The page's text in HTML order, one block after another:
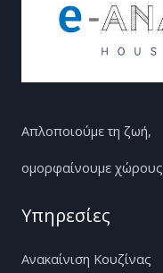
Απλοποιούμε τη ζωή,
ομορφαίνουμε χώρους
Υπηρεσίες
Ανακαίνιση Κουζίνας